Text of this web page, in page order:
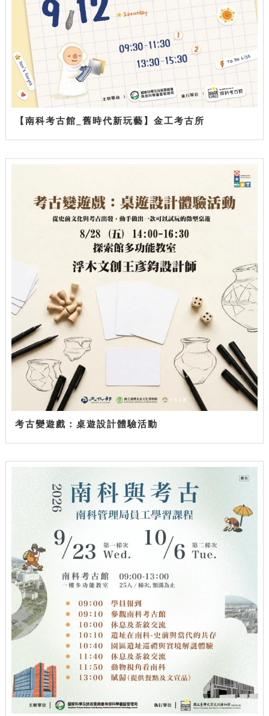
【南科考古館_舊時代新玩藝】金工考古所
考古變遊戲：桌遊設計體驗活動